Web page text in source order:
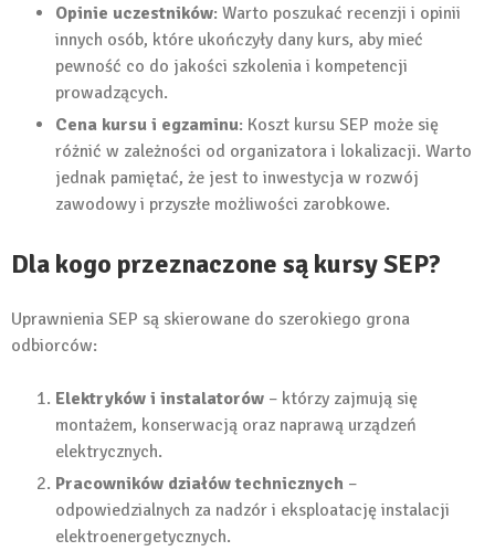
Opinie uczestników: Warto poszukać recenzji i opinii
innych osób, które ukończyły dany kurs, aby mieć
pewność co do jakości szkolenia i kompetencji
prowadzących.
Cena kursu i egzaminu: Koszt kursu SEP może się
różnić w zależności od organizatora i lokalizacji. Warto
jednak pamiętać, że jest to inwestycja w rozwój
zawodowy i przyszłe możliwości zarobkowe.
Dla kogo przeznaczone są kursy SEP?
Uprawnienia SEP są skierowane do szerokiego grona
odbiorców:
Elektryków i instalatorów – którzy zajmują się
montażem, konserwacją oraz naprawą urządzeń
elektrycznych.
Pracowników działów technicznych –
odpowiedzialnych za nadzór i eksploatację instalacji
elektroenergetycznych.